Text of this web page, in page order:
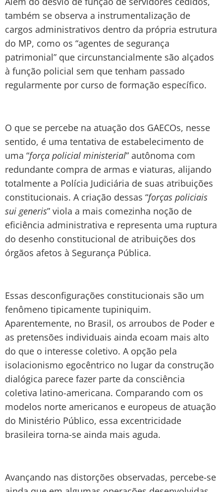
também se observa a instrumentalização de
cargos administrativos dentro da própria estrutura
do MP, como os “agentes de segurança
patrimonial” que circunstancialmente são alçados
à função policial sem que tenham passado
regularmente por curso de formação específico.
O que se percebe na atuação dos GAECOs, nesse
sentido, é uma tentativa de estabelecimento de
uma “força policial ministerial” autônoma com
redundante compra de armas e viaturas, alijando
totalmente a Polícia Judiciária de suas atribuições
constitucionais. A criação dessas “forças policiais
sui generis” viola a mais comezinha noção de
eficiência administrativa e representa uma ruptura
do desenho constitucional de atribuições dos
órgãos afetos à Segurança Pública.
Essas desconfigurações constitucionais são um
fenômeno tipicamente tupiniquim.
Aparentemente, no Brasil, os arroubos de Poder e
as pretensões individuais ainda ecoam mais alto
do que o interesse coletivo. A opção pela
isolacionismo egocêntrico no lugar da construção
dialógica parece fazer parte da consciência
coletiva latino-americana. Comparando com os
modelos norte americanos e europeus de atuação
do Ministério Público, essa excentricidade
brasileira torna-se ainda mais aguda.
Avançando nas distorções observadas, percebe-se